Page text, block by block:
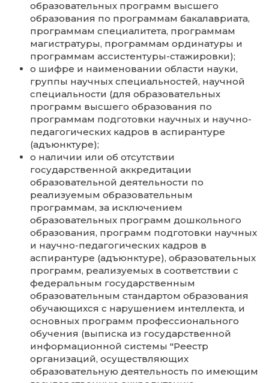
нормативном сроке обучения, коде и
наименовании профессии,
(специальностей), направления
(направлений) подготовки или
группе профессий, специальностей и
направлений подготовки (для
образовательных программ высшего
образования по программам
программам специалитета,
магистратуры, программам
программам ассистентуры-
о шифре и наименовании области
группы научных специальностей,
специальности (для образовательных
программ высшего образования по
программам подготовки научных и
педагогических кадров в аспирантуре
(адъюнктуре);
о наличии или об отсутствии
государственной аккредитации
образовательной деятельности по
реализуемым образовательным
программам, за исключением
образовательных программ
образования, программ подготовки